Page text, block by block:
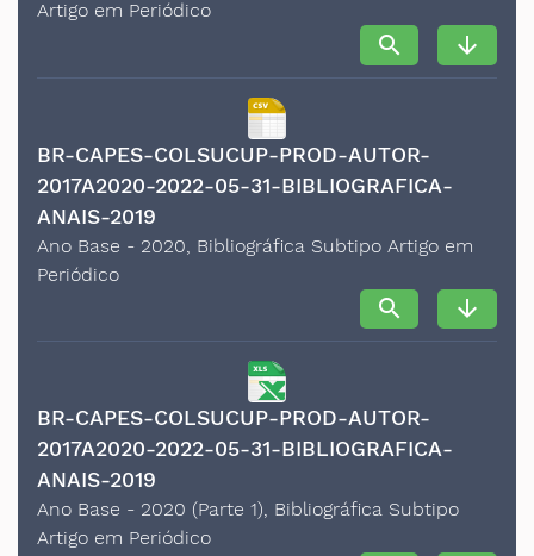
Artigo em Periódico
search arrow_downward
BR-CAPES-COLSUCUP-PROD-AUTOR-
2017A2020-2022-05-31-BIBLIOGRAFICA-
ANAIS-2019
Ano Base - 2020, Bibliográfica Subtipo Artigo em
Periódico
search arrow_downward
BR-CAPES-COLSUCUP-PROD-AUTOR-
2017A2020-2022-05-31-BIBLIOGRAFICA-
ANAIS-2019
Ano Base - 2020 (Parte 1), Bibliográfica Subtipo
Artigo em Periódico